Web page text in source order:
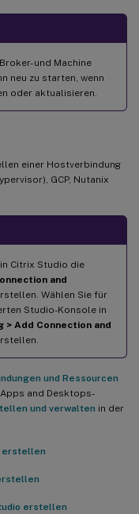
und Machine
neu zu starten, wenn
oder aktualisieren.
einer Hostverbindung
GCP, Nutanix
Citrix Studio die
and
Wählen Sie für
Studio-Konsole in
> Add Connection and
und Ressourcen
and Desktops-
und verwalten in der
erstellen
erstellen